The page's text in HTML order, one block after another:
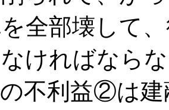
全部壊して
ければなら
不利益②は建